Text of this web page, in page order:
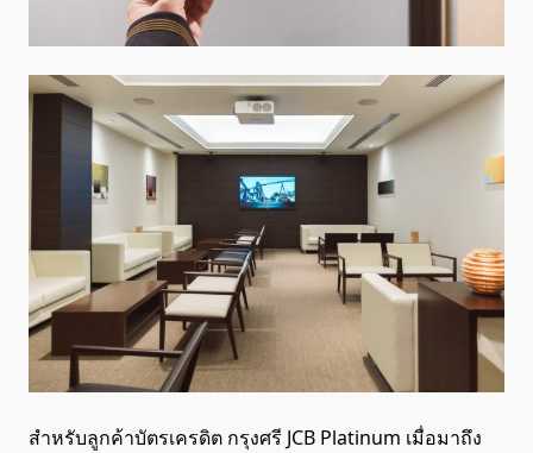
สำหรับลูกค้าบัตรเครดิต กรุงศรี JCB Platinum เมื่อมาถึง